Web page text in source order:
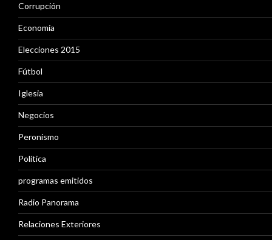
v
o
s
Corrupción
Economía
Elecciones 2015
Fútbol
Iglesia
Negocios
Peronismo
Política
programas emitidos
Radio Panorama
Relaciones Exteriores